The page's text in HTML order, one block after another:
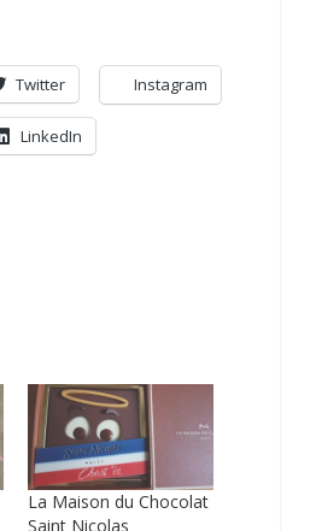
Twitter Instagram
LinkedIn
La Maison du Chocolat
Saint Nicolas